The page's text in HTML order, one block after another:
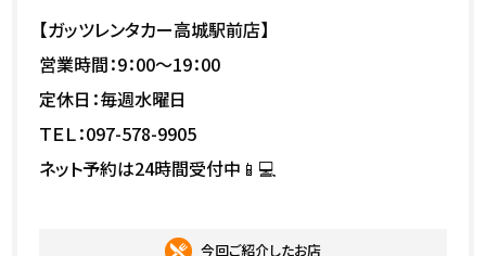
【ガッツレンタカー高城駅前店】
営業時間：9：00～19：00
定休日：毎週水曜日
ＴＥＬ：097-578-9905
ネット予約は24時間受付中📱💻
今回ご紹介したお店